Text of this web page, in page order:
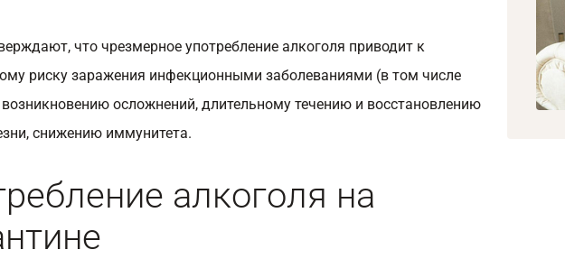
что чрезмерное употребление алкоголя приводит к
риску заражения инфекционными заболеваниями (в том числе
возникновению осложнений, длительному течению и восстановлению
снижению иммунитета.
алкоголя на